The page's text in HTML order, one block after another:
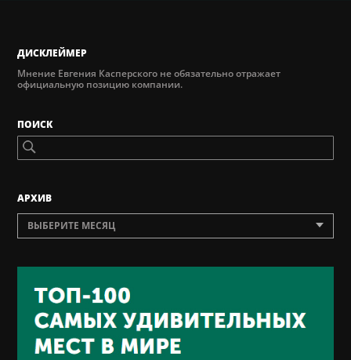
ДИСКЛЕЙМЕР
Мнение Евгения Касперского не обязательно отражает
официальную позицию компании.
ПОИСК
AРХИВ
ВЫБЕРИТЕ МЕСЯЦ